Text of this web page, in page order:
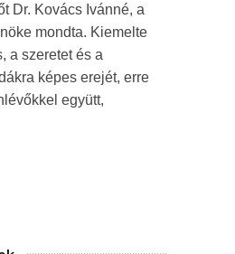
Dr. Kovács Ivánné, a
mondta. Kiemelte
a szeretet és a
képes erejét, erre
együtt,